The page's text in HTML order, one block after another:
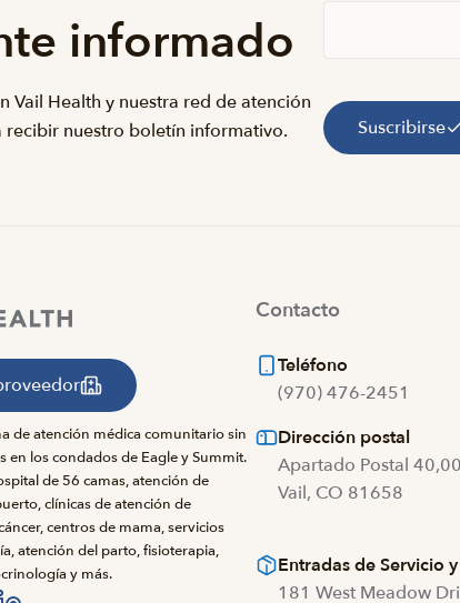
informado
Vail Health y nuestra red de atención
nuestro boletín informativo.
Suscribirse
de atención médica comunitario sin
en los condados de Eagle y Summit.
de 56 camas, atención de
clínicas de atención de
centros de mama, servicios
atención del parto, fisioterapia,
y más.
Contacto
Teléfono
(970) 476-2451
Dirección postal
Apartado Postal
Vail, CO 81658
Entradas de Servicio
181 West Meadow